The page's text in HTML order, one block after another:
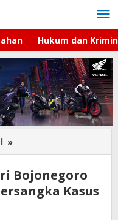
Hukum dan
»
Lengkap,
Kejari
Bojonegoro
Terima
Bojonegoro
Kasus